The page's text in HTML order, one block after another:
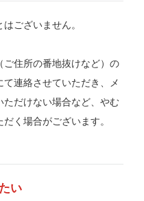
ございません。
ご住所の番地抜けなど）の
連絡させていただき、メ
だけない場合など、やむ
く場合がございます。
い